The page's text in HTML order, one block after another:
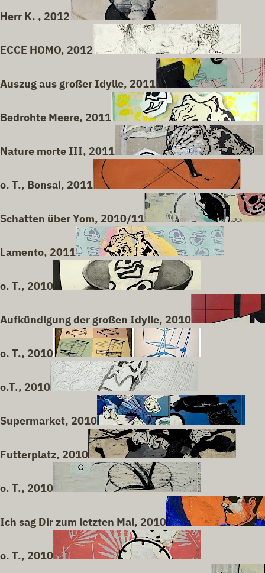
Herr K. , 2012
ECCE HOMO, 2012
Auszug aus großer Idylle, 2011
Bedrohte Meere, 2011
Nature morte III, 2011
o. T., Bonsai, 2011
Schatten über Yom, 2010/11
Lamento, 2011
o. T., 2010
Aufkündigung der großen Idylle, 2010
o. T., 2010
o.T., 2010
Supermarket, 2010
Futterplatz, 2010
o. T., 2010
Ich sag Dir zum letzten Mal, 2010
o. T., 2010